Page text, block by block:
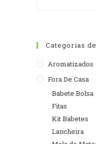
Categorias
Aromatizados
Fora De Casa
Babete Bolsa
Fitas
Kit Babetes
Lancheira